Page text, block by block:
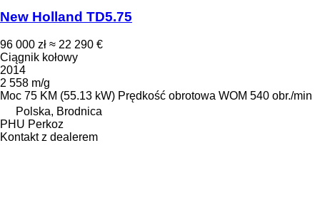
New Holland TD5.75
96 000 zł ≈ 22 290 €
Ciągnik kołowy
2014
2 558 m/g
Moc 75 KM (55.13 kW) Prędkość obrotowa WOM 540 obr./min
Polska, Brodnica
PHU Perkoz
Kontakt z dealerem